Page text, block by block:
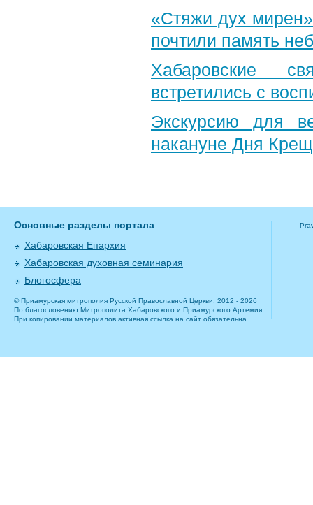
«Стяжи дух
почтили память
Хабаровские
встретились с
Экскурсию для
накануне Дня
Основные разделы портала
Хабаровская Епархия
Хабаровская духовная семинария
Блогосфера
© Приамурская митрополия Русской Православной Церкви, 2012 - 2026
По благословению Митрополита Хабаровского и Приамурского Артемия.
При копировании материалов активная ссылка на сайт обязательна.